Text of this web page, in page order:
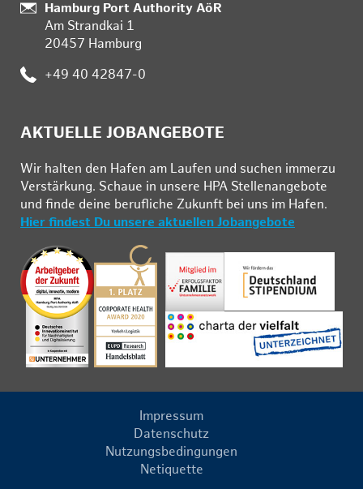
:
Hamburg Port Authority AöR
Am Strandkai 1
20457 Hamburg
: +49 40 42847-0
AKTUELLE JOBANGEBOTE
Wir hal­ten den Ha­fen am Lau­fen und su­chen im­mer­zu
Ver­stär­kung. Schau­e in un­se­re HPA Stel­len­an­ge­bo­te
und fin­de deine be­ruf­li­che Zu­kunft bei uns im Ha­fen.
Hier findest Du unsere aktuellen Jobangebote
Impressum
Datenschutz
Nutzungsbedingungen
Netiquette